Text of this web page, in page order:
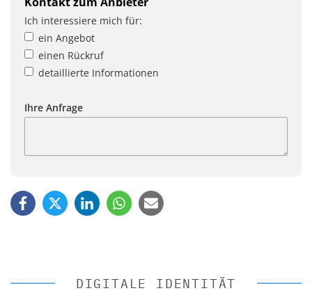
Ich interessiere mich für:
ein Angebot
einen Rückruf
detaillierte Informationen
Ihre Anfrage
DIGITALE IDENTITÄT